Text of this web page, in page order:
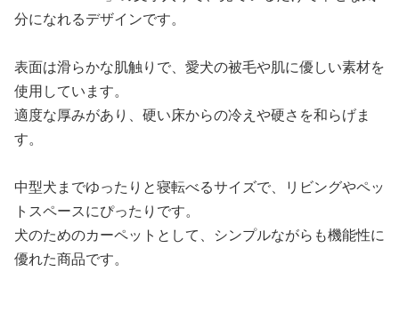
分になれるデザインです。
表面は滑らかな肌触りで、愛犬の被毛や肌に優しい素材を
使用しています。
適度な厚みがあり、硬い床からの冷えや硬さを和らげま
す。
中型犬までゆったりと寝転べるサイズで、リビングやペッ
トスペースにぴったりです。
犬のためのカーペットとして、シンプルながらも機能性に
優れた商品です。